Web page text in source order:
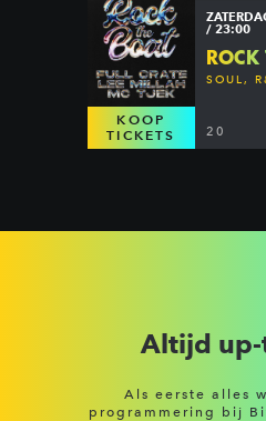
KOOP
TICKETS
/ 23:00
ROCK
SOUL,
20
Altijd
Als eerste alles
programmering bij